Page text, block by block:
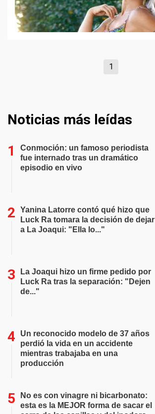
1
Noticias más leídas
Conmoción: un famoso periodista
fue internado tras un dramático
episodio en vivo
Yanina Latorre contó qué hizo que
Luck Ra tomara la decisión de dejar
a La Joaqui: "Ella lo..."
La Joaqui hizo un firme pedido por
Luck Ra tras la separación: "Dejen
de..."
Un reconocido modelo de 37 años
perdió la vida en un accidente
mientras trabajaba en una
producción
No es con vinagre ni bicarbonato:
esta es la MEJOR forma de sacar el